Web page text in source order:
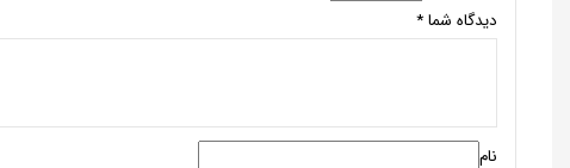
دیدگاه شما*
نام